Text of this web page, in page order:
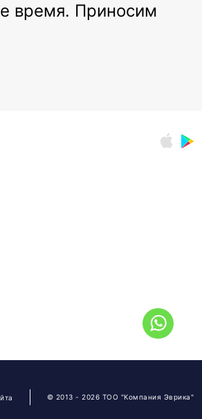
время. Приносим
© 2013 - 2026 ТОО "Компания Эврика"